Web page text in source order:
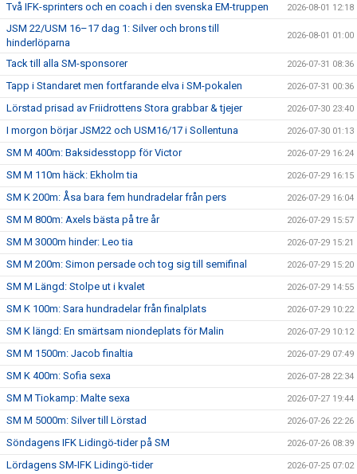
Två IFK-sprinters och en coach i den svenska EM-truppen 2026-08-01 12:18
JSM 22/USM 16–17 dag 1: Silver och brons till
hinderlöparna
2026-08-01 01:00
Tack till alla SM-sponsorer 2026-07-31 08:36
Tapp i Standaret men fortfarande elva i SM-pokalen 2026-07-31 00:36
Lörstad prisad av Friidrottens Stora grabbar & tjejer 2026-07-30 23:40
I morgon börjar JSM22 och USM16/17 i Sollentuna 2026-07-30 01:13
SM M 400m: Baksidesstopp för Victor 2026-07-29 16:24
SM M 110m häck: Ekholm tia 2026-07-29 16:15
SM K 200m: Åsa bara fem hundradelar från pers 2026-07-29 16:04
SM M 800m: Axels bästa på tre år 2026-07-29 15:57
SM M 3000m hinder: Leo tia 2026-07-29 15:21
SM M 200m: Simon persade och tog sig till semifinal 2026-07-29 15:20
SM M Längd: Stolpe ut i kvalet 2026-07-29 14:55
SM K 100m: Sara hundradelar från finalplats 2026-07-29 10:22
SM K längd: En smärtsam niondeplats för Malin 2026-07-29 10:12
SM M 1500m: Jacob finaltia 2026-07-29 07:49
SM K 400m: Sofia sexa 2026-07-28 22:34
SM M Tiokamp: Malte sexa 2026-07-27 19:44
SM M 5000m: Silver till Lörstad 2026-07-26 22:26
Söndagens IFK Lidingö-tider på SM 2026-07-26 08:39
Lördagens SM-IFK Lidingö-tider 2026-07-25 07:02